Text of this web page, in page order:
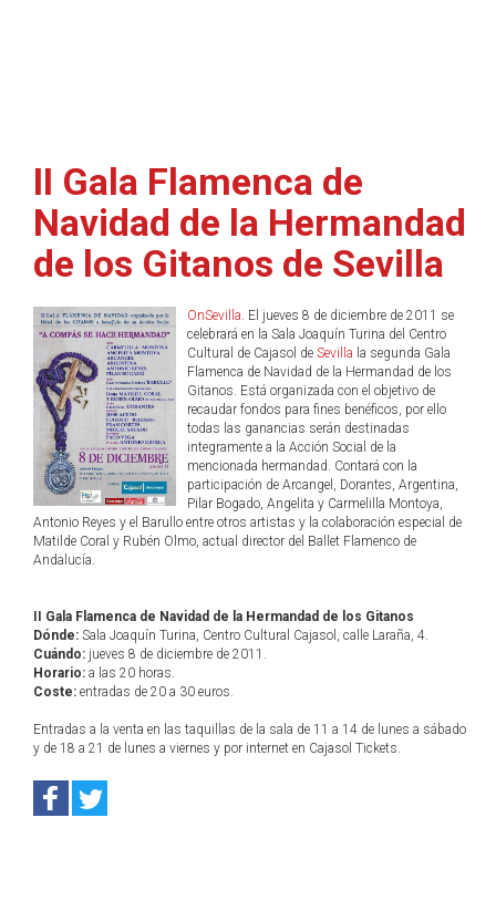
II Gala Flamenca de
Navidad de la Hermandad
de los Gitanos de Sevilla
OnSevilla. El jueves 8 de diciembre de 2011 se
celebrará en la Sala Joaquín Turina del Centro
Cultural de Cajasol de Sevilla la segunda Gala
Flamenca de Navidad de la Hermandad de los
Gitanos. Está organizada con el objetivo de
recaudar fondos para fines benéficos, por ello
todas las ganancias serán destinadas
integramente a la Acción Social de la
mencionada hermandad. Contará con la
participación de Arcangel, Dorantes, Argentina,
Pilar Bogado, Angelita y Carmelilla Montoya,
Antonio Reyes y el Barullo entre otros artistas y la colaboración especial de
Matilde Coral y Rubén Olmo, actual director del Ballet Flamenco de
Andalucía.
II Gala Flamenca de Navidad de la Hermandad de los Gitanos
Dónde: Sala Joaquín Turina, Centro Cultural Cajasol, calle Laraña, 4.
Cuándo: jueves 8 de diciembre de 2011.
Horario: a las 20 horas.
Coste: entradas de 20 a 30 euros.
Entradas a la venta en las taquillas de la sala de 11 a 14 de lunes a sábado
y de 18 a 21 de lunes a viernes y por internet en Cajasol Tickets.